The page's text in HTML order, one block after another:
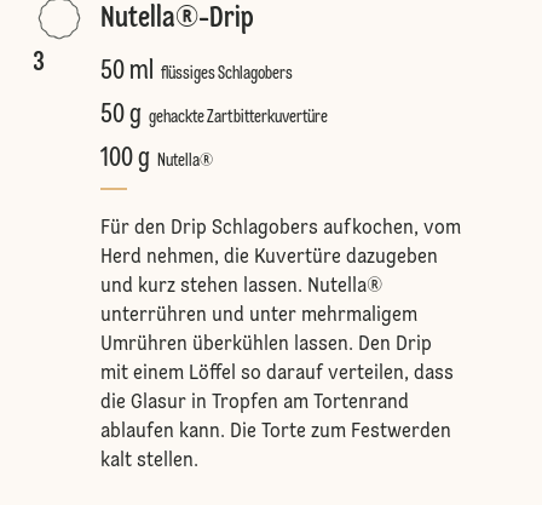
3
Nutella®-Drip
50 ml flüssiges Schlagobers
50 g gehackte Zartbitterkuvertüre
100 g Nutella®
Für den Drip Schlagobers aufkochen, vom
Herd nehmen, die Kuvertüre dazugeben
und kurz stehen lassen. Nutella®
unterrühren und unter mehrmaligem
Umrühren überkühlen lassen. Den Drip
mit einem Löffel so darauf verteilen, dass
die Glasur in Tropfen am Tortenrand
ablaufen kann. Die Torte zum Festwerden
kalt stellen.